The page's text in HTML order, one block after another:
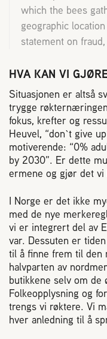
which the bees
geographic
statement on fraud,
HVA KAN VI
Situasjonen er altså
trygge
fokus, krefter og
Heuvel, “don`t give
motiverende: “0%
by 2030”. Er dette
ermene og gjør det vi
I Norge er det ikke
med de nye
vi er integrert del av
var. Dessuten er
til å finne frem til den
halvparten av
butikkene selv om
Folkeopplysning og
trengs vi røktere. Vi
hver anledning til å